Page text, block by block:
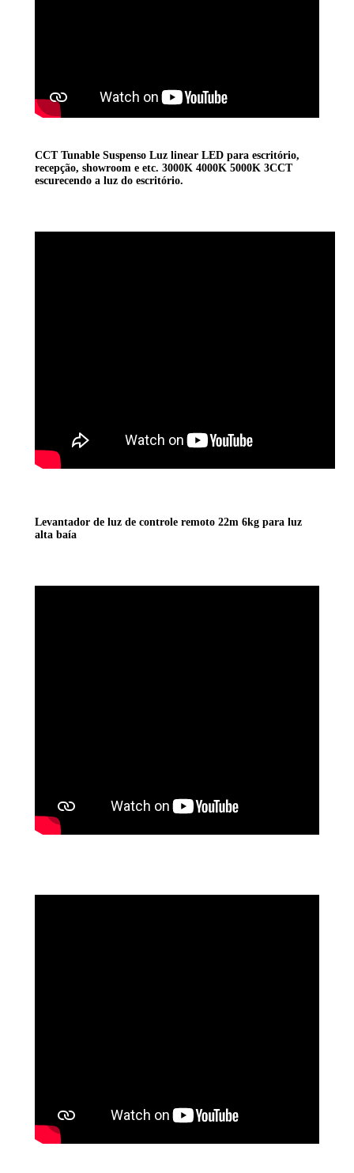
CCT Tunable Suspenso Luz linear LED para escritório,
recepção, showroom e etc. 3000K 4000K 5000K 3CCT
escurecendo a luz do escritório.
Levantador de luz de controle remoto 22m 6kg para luz
alta baía